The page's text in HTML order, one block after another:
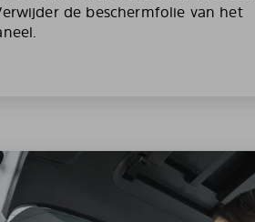
de beschermfolie van het